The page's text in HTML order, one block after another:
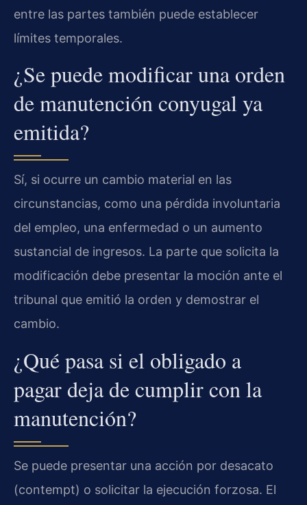
entre las partes también puede establecer
límites temporales.
¿Se puede modificar una orden
de manutención conyugal ya
emitida?
Sí, si ocurre un cambio material en las
circunstancias, como una pérdida involuntaria
del empleo, una enfermedad o un aumento
sustancial de ingresos. La parte que solicita la
modificación debe presentar la moción ante el
tribunal que emitió la orden y demostrar el
cambio.
¿Qué pasa si el obligado a
pagar deja de cumplir con la
manutención?
Se puede presentar una acción por desacato
(contempt) o solicitar la ejecución forzosa. El